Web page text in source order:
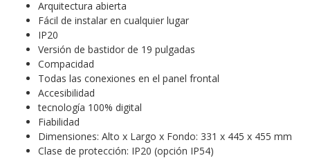
Arquitectura abierta
Fácil de instalar en cualquier lugar
IP20
Versión de bastidor de 19 pulgadas
Compacidad
Todas las conexiones en el panel frontal
Accesibilidad
tecnología 100% digital
Fiabilidad
Dimensiones: Alto x Largo x Fondo: 331 x 445 x 455 mm
Clase de protección: IP20 (opción IP54)